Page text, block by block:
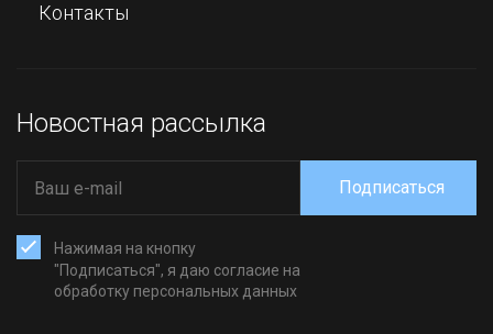
Контакты
Новостная рассылка
Нажимая на кнопку
"Подписаться", я даю согласие на
обработку персональных данных
Подписаться